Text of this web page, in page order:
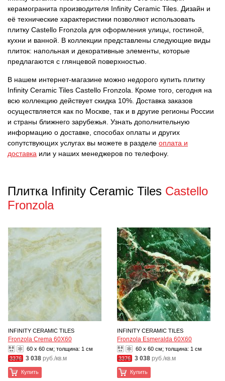
керамогранита производителя Infinity Ceramic Tiles. Дизайн и
её технические характеристики позволяют использовать
плитку Castello Fronzola для оформления улицы, гостиной,
кухни и ванной. В коллекции представлены следующие виды
плиток: напольная и декоративные элементы, которые
предлагаются с глянцевой поверхностью.
В нашем интернет-магазине можно недорого купить плитку
Infinity Ceramic Tiles Castello Fronzola. Кроме того, сегодня на
всю коллекцию действует скидка 10%. Доставка заказов
осуществляется как по Москве, так и в другие регионы России
и страны ближнего зарубежья. Узнать дополнительную
информацию о доставке, способах оплаты и других
сопутствующих услугах вы можете в разделе оплата и
доставка или у наших менеджеров по телефону.
Плитка Infinity Ceramic Tiles Castello
Fronzola
INFINITY CERAMIC TILES
Fronzola Crema 60X60
60 x 60 см; толщина: 1 см
3376 3 038 руб./кв.м
Купить
INFINITY CERAMIC TILES
Fronzola Esmeralda 60X60
60 x 60 см; толщина: 1 см
3376 3 038 руб./кв.м
Купить